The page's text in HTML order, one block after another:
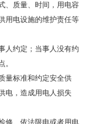
、质量、时间，用电容
用电设施的维护责任等
人约定；当事人没有约
。
量标准和约定安全供
电，造成用电人损失
修、依法限电或者用电